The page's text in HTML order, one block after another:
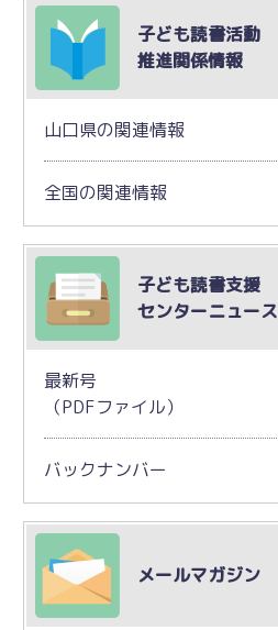
子ども読書活動
推進関係情報
山口県の関連情報
全国の関連情報
子ども読書支援
センターニュース
最新号
（PDFファイル）
バックナンバー
メールマガジン